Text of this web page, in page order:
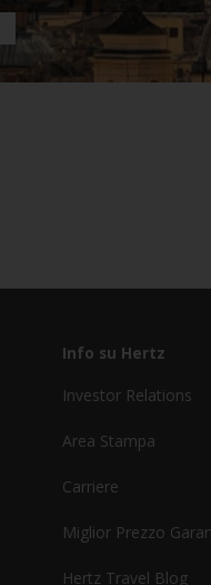
Info su Hertz
Investor Relations
Area Stampa
Carriere
Miglior Prezzo
Hertz Travel Blog